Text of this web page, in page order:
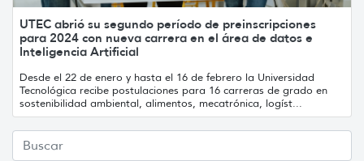
UTEC abrió su segundo período de preinscripciones
para 2024 con nueva carrera en el área de datos e
Inteligencia Artificial
Desde el 22 de enero y hasta el 16 de febrero la Universidad
Tecnológica recibe postulaciones para 16 carreras de grado en
sostenibilidad ambiental, alimentos, mecatrónica, logíst...